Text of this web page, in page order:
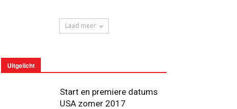
Laad meer
Uitgelicht
Start en premiere datums
USA zomer 2017